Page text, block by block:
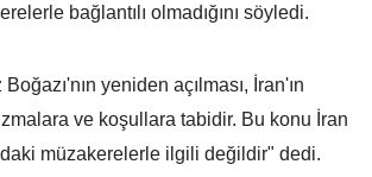
bağlantılı olmadığını söyledi.
yeniden açılması, İran'ın
ve koşullara tabidir. Bu konu İran
müzakerelerle ilgili değildir" dedi.